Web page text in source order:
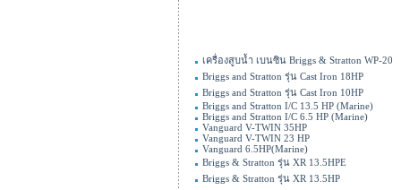
เครื่องสูบน้ำ เบนซิน Briggs & Stratton WP-20
Briggs and Stratton รุ่น Cast Iron 18HP
Briggs and Stratton รุ่น Cast Iron 10HP
Briggs and Stratton I/C 13.5 HP (Marine)
Briggs and Stratton I/C 6.5 HP (Marine)
Vanguard V-TWIN 35HP
Vanguard V-TWIN 23 HP
Vanguard 6.5HP(Marine)
Briggs & Stratton รุ่น XR 13.5HPE
Briggs & Stratton รุ่น XR 13.5HP